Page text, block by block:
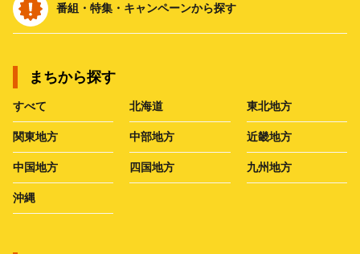
番組・特集・キャンペーンから探す
まちから探す
すべて 北海道 東北地方
関東地方 中部地方 近畿地方
中国地方 四国地方 九州地方
沖縄